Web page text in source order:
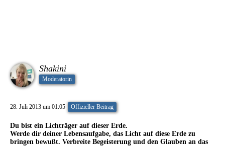
Shakini
Moderatorin
28. Juli 2013 um 01:05 Offizieller Beitrag
Du bist ein Lichträger auf dieser Erde.
Werde dir deiner Lebensaufgabe, das Licht auf diese Erde zu
bringen bewußt. Verbreite Begeisterung und den Glauben an das